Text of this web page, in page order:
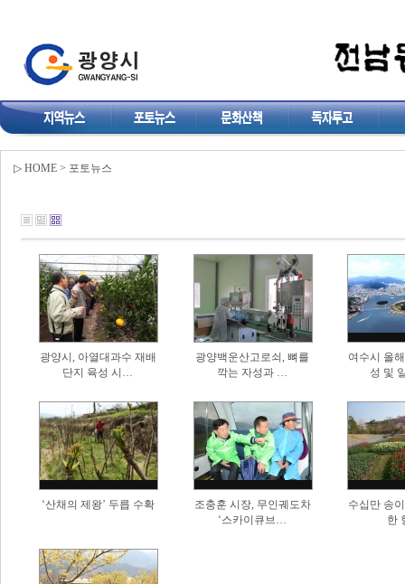
▷ HOME > 포토뉴스
광양시, 아열대과수 재배
단지 육성 시…
광양백운산고로쇠, 뼈를
깍는 자성과 …
여수시 올
성 및
‘산채의 제왕’ 두릅 수확
조충훈 시장, 무인궤도차
‘스카이큐브…
수십만 송
한